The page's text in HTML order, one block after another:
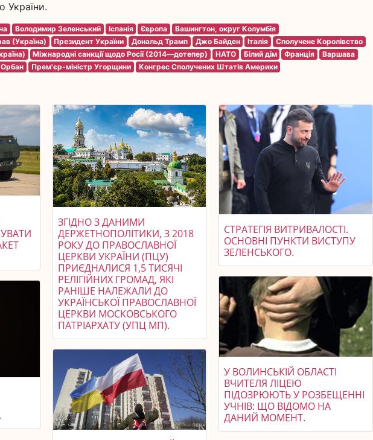
України.
Володимир Зеленський Іспанія Європа
Вашингтон, округ Колумбія
(Україна)
Президент України Дональд Трамп Джо Байден Італія
Сполучене Королівство
Міжнародні санкції щодо Росії (2014—дотепер) НАТО Білий дім Франція
Варшава
Орбан Прем'єр-міністр Угорщини Конгрес Сполучених Штатів Америки
ЗГІДНО З ДАНИМИ
ДЕРЖЕТНОПОЛІТИКИ, З 2018
РОКУ ДО ПРАВОСЛАВНОЇ
ЦЕРКВИ УКРАЇНИ (ПЦУ)
ПРИЄДНАЛИСЯ 1,5 ТИСЯЧІ
РЕЛІГІЙНИХ ГРОМАД, ЯКІ
РАНІШЕ НАЛЕЖАЛИ ДО
УКРАЇНСЬКОЇ ПРАВОСЛАВНОЇ
ЦЕРКВИ МОСКОВСЬКОГО
ПАТРІАРХАТУ (УПЦ МП).
СТРАТЕГІЯ ВИТРИВАЛОСТІ.
ОСНОВНІ ПУНКТИ ВИСТУПУ
ЗЕЛЕНСЬКОГО.
У ВОЛИНСЬКІЙ ОБЛАСТІ
ВЧИТЕЛЯ ЛІЦЕЮ
ПІДОЗРЮЮТЬ У РОЗБЕЩЕННІ
УЧНІВ: ЩО ВІДОМО НА
ДАНИЙ МОМЕНТ.